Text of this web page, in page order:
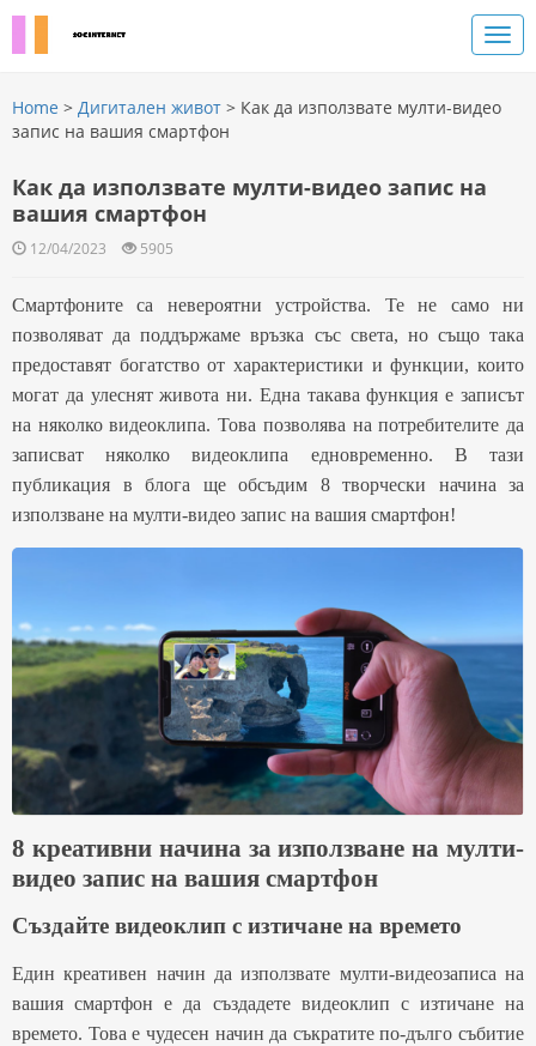
Home > Дигитален живот > Как да използвате мулти-видео
запис на вашия смартфон
Как да използвате мулти-видео запис на
вашия смартфон
12/04/2023 5905
Смартфоните са невероятни устройства. Те не само ни
позволяват да поддържаме връзка със света, но също така
предоставят богатство от характеристики и функции, които
могат да улеснят живота ни. Една такава функция е записът
на няколко видеоклипа. Това позволява на потребителите да
записват няколко видеоклипа едновременно. В тази
публикация в блога ще обсъдим 8 творчески начина за
използване на мулти-видео запис на вашия смартфон!
8 креативни начина за използване на мулти-
видео запис на вашия смартфон
Създайте видеоклип с изтичане на времето
Един креативен начин да използвате мулти-видеозаписа на
вашия смартфон е да създадете видеоклип с изтичане на
времето. Това е чудесен начин да съкратите по-дълго събитие